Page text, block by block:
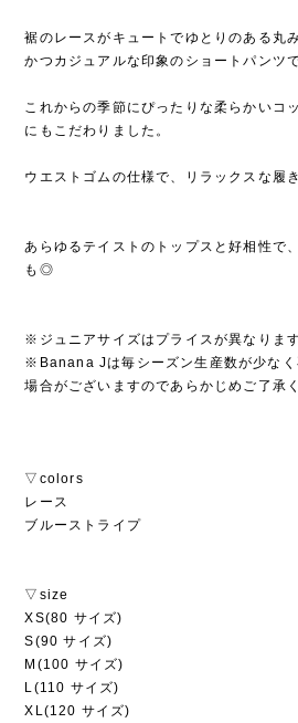
裾のレースがキュートでゆとりのある丸
かつカジュアルな印象のショートパンツで
これからの季節にぴったりな柔らかいコ
にもこだわりました。
ウエストゴムの仕様で、リラックスな履
あらゆるテイストのトップスと好相性で
も◎
※ジュニアサイズはプライスが異なりま
※Banana Jは毎シーズン生産数が少なく
場合がございますのであらかじめご了承
▽colors
レース
ブルーストライプ
▽size
XS(80 サイズ)
S(90 サイズ)
M(100 サイズ)
L(110 サイズ)
XL(120 サイズ)